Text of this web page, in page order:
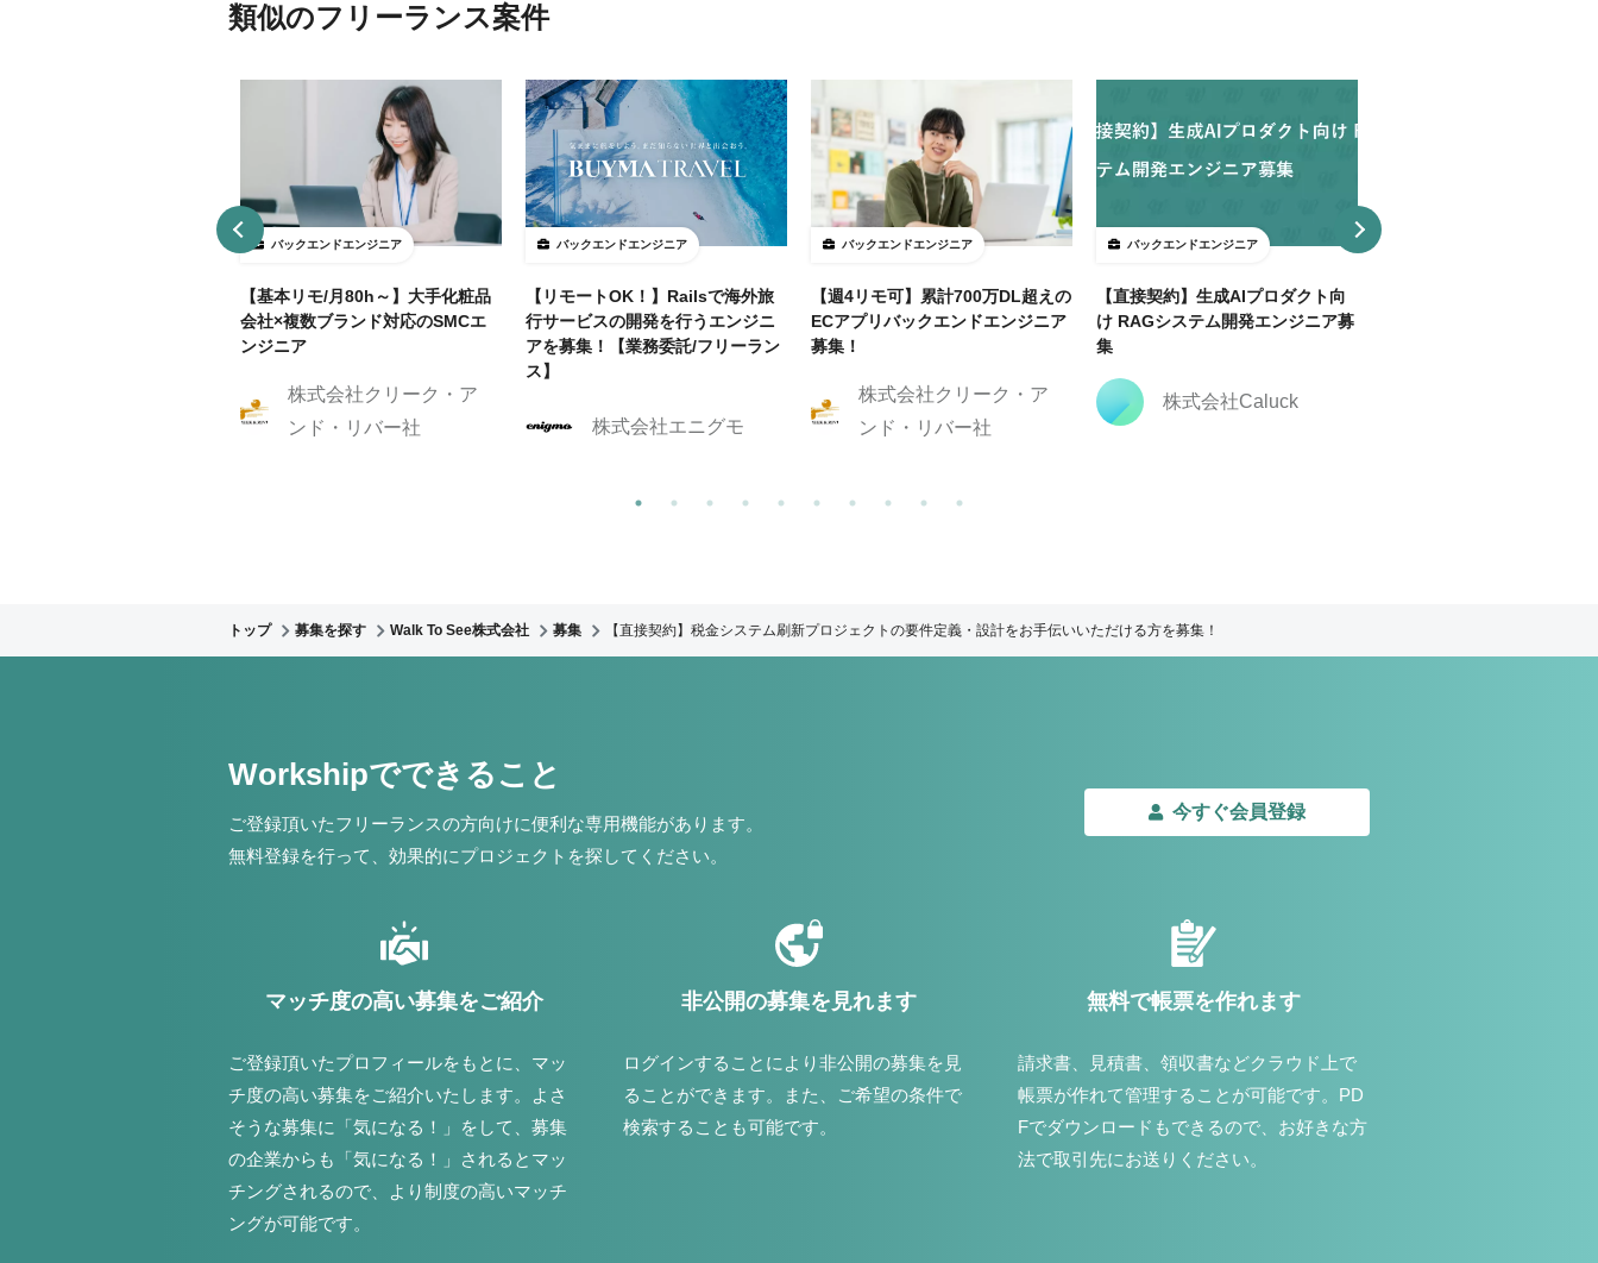
類似のフリーランス案件
バックエンドエンジニア
【基本リモ/月80h～】大手化粧品
会社×複数ブランド対応のSMCエ
ンジニア
株式会社クリーク・ア
ンド・リバー社
バックエンドエンジニア
【リモートOK！】Railsで海外旅
行サービスの開発を行うエンジニ
アを募集！【業務委託/フリーラン
ス】
株式会社エニグモ
バックエンドエンジニア
【週4リモ可】累計700万DL超えの
ECアプリバックエンドエンジニア
募集！
株式会社クリーク・ア
ンド・リバー社
バックエンドエンジニア
【直接契約】生成AIプロダクト向
け RAGシステム開発エンジニア募
集
株式会社Caluck
トップ 募集を探す Walk To See株式会社 募集 【直接契約】税金システム刷新プロジェクトの要件定義・設計をお手伝いいただける方を募集！
Workshipでできること
ご登録頂いたフリーランスの方向けに便利な専用機能があります。
無料登録を行って、効果的にプロジェクトを探してください。
今すぐ会員登録
マッチ度の高い募集をご紹介
ご登録頂いたプロフィールをもとに、マッ
チ度の高い募集をご紹介いたします。よさ
そうな募集に「気になる！」をして、募集
の企業からも「気になる！」されるとマッ
チングされるので、より制度の高いマッチ
ングが可能です。
非公開の募集を見れます
ログインすることにより非公開の募集を見
ることができます。また、ご希望の条件で
検索することも可能です。
無料で帳票を作れます
請求書、見積書、領収書などクラウド上で
帳票が作れて管理することが可能です。PD
Fでダウンロードもできるので、お好きな方
法で取引先にお送りください。